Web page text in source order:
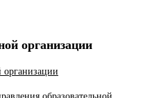
организации
организации